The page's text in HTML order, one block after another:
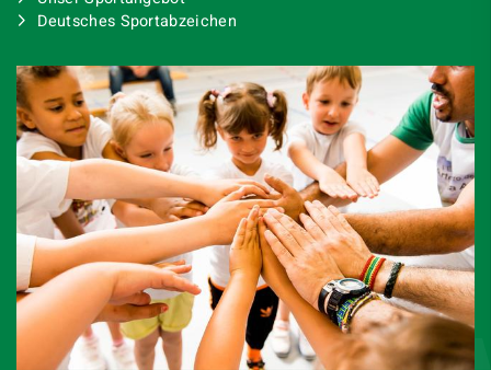
Deutsches Sportabzeichen